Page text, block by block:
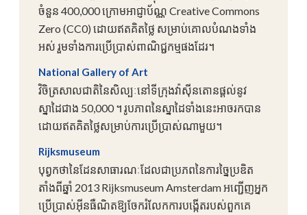
ចំនួន 400,000 ក្រោមអាជ្ញាប័ណ្ណ Creative Commons
Zero (CC0) ដោយឥតគិតថ្លៃ សម្រាប់គោលបំណងទាំង
អស់ រួមទាំងការប្រើប្រាស់ពាណិជ្ជកម្មផងដែរ។
National Gallery of Art
វិចិត្រសាលជាតិនៃសិល្បៈនៅទីក្រុងវ៉ាស៊ីនតោនផ្តល់នូវ
ស្នាដៃជាង 50,000 ។ រូបភាពនៃស្នាដៃទាំងនេះអាចរកបាន
ដោយឥតគិតថ្លៃសម្រាប់ការប្រើប្រាស់ណាមួយ។
Rijksmuseum
បុព្វកថានៃដែនសាធារណៈដែលជាប្រភពនៃការច្នៃប្រឌិត
តាំងពីឆ្នាំ 2013 Rijksmuseum Amsterdam អញ្ជើញអ្នក
ប្រើប្រាស់អ៊ីនធឺណិតឱ្យចែករំលែកការបង្កើតរបស់ពួកគេ